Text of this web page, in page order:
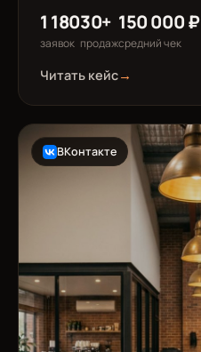
1 180
заявок
30+
продаж
150 000 ₽
средний чек
Читать кейс→
ВКонтакте